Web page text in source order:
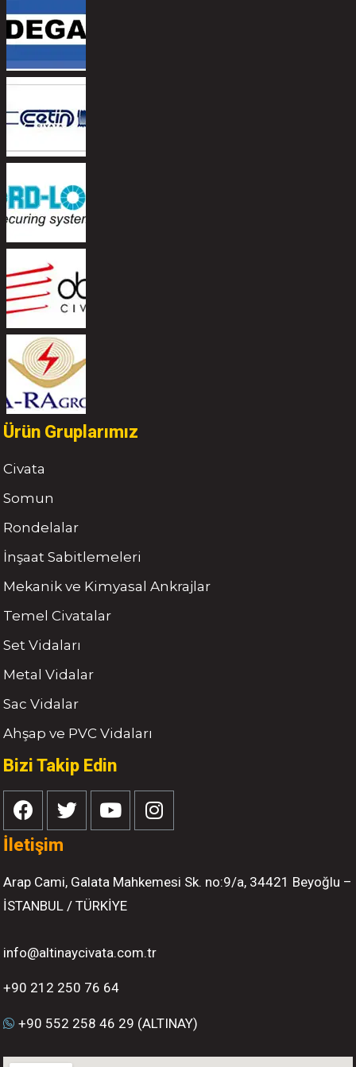
Ürün Gruplarımız
Civata
Somun
Rondelalar
İnşaat Sabitlemeleri
Mekanik ve Kimyasal Ankrajlar
Temel Civatalar
Set Vidaları
Metal Vidalar
Sac Vidalar
Ahşap ve PVC Vidaları
Bizi Takip Edin
İletişim
Arap Cami, Galata Mahkemesi Sk. no:9/a, 34421 Beyoğlu –
İSTANBUL / TÜRKİYE
info@altinaycivata.com.tr
+90 212 250 76 64
+90 552 258 46 29 (ALTINAY)